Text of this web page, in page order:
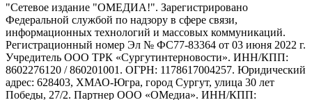
"Сетевое издание "ОМЕДИА!". Зарегистрировано
Федеральной службой по надзору в сфере связи,
информационных технологий и массовых коммуникаций.
Регистрационный номер Эл № ФС77-83364 от 03 июня 2022 г.
Учредитель ООО ТРК «Сургутинтерновости». ИНН/КПП:
8602276120 / 860201001. ОГРН: 1178617004257. Юридический
адрес: 628403, ХМАО-Югра, город Сургут, улица 30 лет
Победы, 27/2. Партнер ООО «ОМедиа». ИНН/КПП: